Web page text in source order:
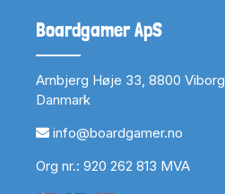
Boardgamer ApS
Arnbjerg Høje 33, 8800 Viborg
Danmark
info@boardgamer.no
Org nr.: 920 262 813 MVA